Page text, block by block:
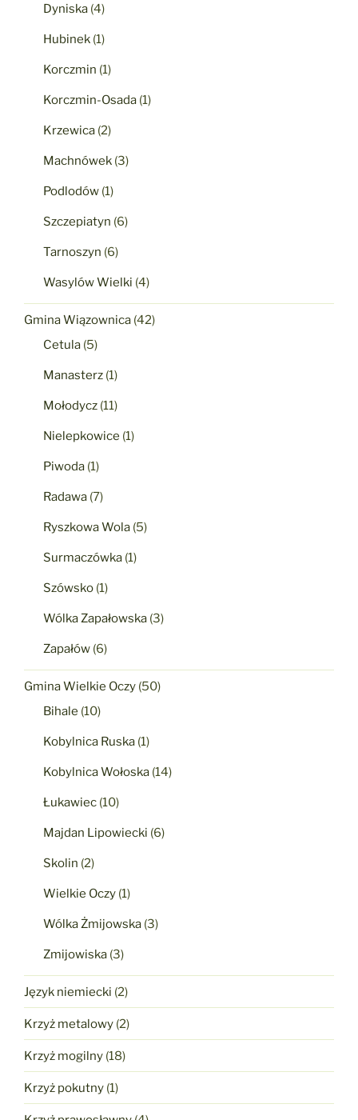
Dyniska (4)
Hubinek (1)
Korczmin (1)
Korczmin-Osada (1)
Krzewica (2)
Machnówek (3)
Podlodów (1)
Szczepiatyn (6)
Tarnoszyn (6)
Wasylów Wielki (4)
Gmina Wiązownica (42)
Cetula (5)
Manasterz (1)
Mołodycz (11)
Nielepkowice (1)
Piwoda (1)
Radawa (7)
Ryszkowa Wola (5)
Surmaczówka (1)
Szówsko (1)
Wólka Zapałowska (3)
Zapałów (6)
Gmina Wielkie Oczy (50)
Bihale (10)
Kobylnica Ruska (1)
Kobylnica Wołoska (14)
Łukawiec (10)
Majdan Lipowiecki (6)
Skolin (2)
Wielkie Oczy (1)
Wólka Żmijowska (3)
Zmijowiska (3)
Język niemiecki (2)
Krzyż metalowy (2)
Krzyż mogilny (18)
Krzyż pokutny (1)